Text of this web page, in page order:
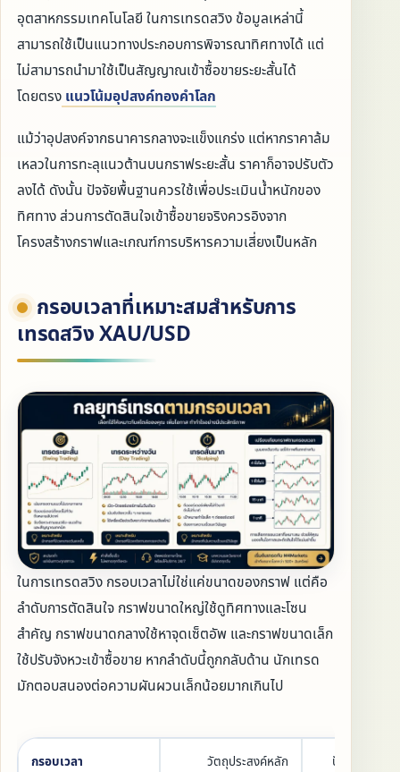
อุตสาหกรรมเทคโนโลยี ในการเทรดสวิง ข้อมูลเหล่านี้
สามารถใช้เป็นแนวทางประกอบการพิจารณาทิศทางได้ แต่
ไม่สามารถนำมาใช้เป็นสัญญาณเข้าซื้อขายระยะสั้นได้
โดยตรง แนวโน้มอุปสงค์ทองคำโลก
แม้ว่าอุปสงค์จากธนาคารกลางจะแข็งแกร่ง แต่หากราคาล้ม
เหลวในการทะลุแนวต้านบนกราฟระยะสั้น ราคาก็อาจปรับตัว
ลงได้ ดังนั้น ปัจจัยพื้นฐานควรใช้เพื่อประเมินน้ำหนักของ
ทิศทาง ส่วนการตัดสินใจเข้าซื้อขายจริงควรอิงจาก
โครงสร้างกราฟและเกณฑ์การบริหารความเสี่ยงเป็นหลัก
กรอบเวลาที่เหมาะสมสำหรับการ
เทรดสวิง XAU/USD
ในการเทรดสวิง กรอบเวลาไม่ใช่แค่ขนาดของกราฟ แต่คือ
ลำดับการตัดสินใจ กราฟขนาดใหญ่ใช้ดูทิศทางและโซน
สำคัญ กราฟขนาดกลางใช้หาจุดเซ็ตอัพ และกราฟขนาดเล็ก
ใช้ปรับจังหวะเข้าซื้อขาย หากลำดับนี้ถูกกลับด้าน นักเทรด
มักตอบสนองต่อความผันผวนเล็กน้อยมากเกินไป
กรอบเวลา วัตถุประสงค์หลัก ปัจจัยยืนยัน